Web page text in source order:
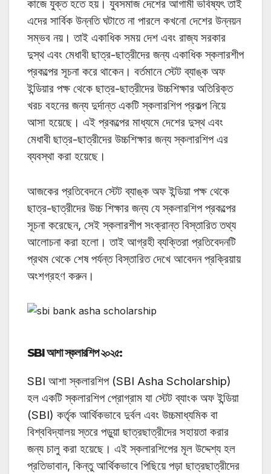
কাজে যুক্ত হতে হয়। যুবসমাজ দেশের আগামী ভবিষ্যৎ তাই
এদের সার্বিক উন্নতি ঘটাতে না পারলে কখনো দেশের উন্নয়ন
সম্ভব নয়। তাই একাধিক সময় দেশ এবং রাজ্য সরকার
দুস্থ এবং মেধাবী ছাত্র-ছাত্রীদের জন্য একাধিক স্কলারশীপ
প্রকল্পের সূচনা করে থাকেন। বর্তমানে স্টেট ব্যাঙ্ক অফ
ইন্ডিয়ার পক্ষ থেকে ছাত্র-ছাত্রীদের উচ্চশিক্ষার অতিরিক্ত
খরচ বহনের জন্য দুর্দান্ত একটি স্কলারশিপ প্রকল্প নিয়ে
আসা হয়েছে। এই প্রকল্পের মাধ্যমে দেশের দুস্থ এবং
মেধাবী ছাত্র-ছাত্রীদের উচ্চশিক্ষার জন্য স্কলারশিপ এর
ব্যবস্থা করা হয়েছে।
আজকের প্রতিবেদনে স্টেট ব্যাঙ্ক অফ ইন্ডিয়া পক্ষ থেকে
ছাত্র-ছাত্রীদের উচ্চ শিক্ষার জন্য যে স্কলারশিপ প্রকল্পের
সূচনা করেছেন, সেই স্কলারশীপ সংক্রান্ত বিস্তারিত তথ্য
আলোচনা করা হলো। তাই আগ্রহী ব্যক্তিরা প্রতিবেদনটি
প্রথম থেকে শেষ পর্যন্ত বিস্তারিত দেখে আবেদন প্রক্রিয়ায়
অংশগ্রহণ করুন।
SBI আশা স্কলারশিপ ২০২৫:
SBI আশা স্কলারশিপ (SBI Asha Scholarship)
হল একটি স্কলারশিপ প্রোগ্রাম যা স্টেট ব্যাংক অফ ইন্ডিয়া
(SBI) কর্তৃক আর্থিকভাবে দুর্বল এবং উচ্চমাধ্যমিক বা
বিশ্ববিদ্যালয় স্তরে পড়ুয়া ছাত্রছাত্রীদের সহায়তা করার
জন্য চালু করা হয়েছে। এই স্কলারশিপের মূল উদ্দেশ্য হল
প্রতিভাবান, কিন্তু আর্থিকভাবে পিছিয়ে পড়া ছাত্রছাত্রীদের